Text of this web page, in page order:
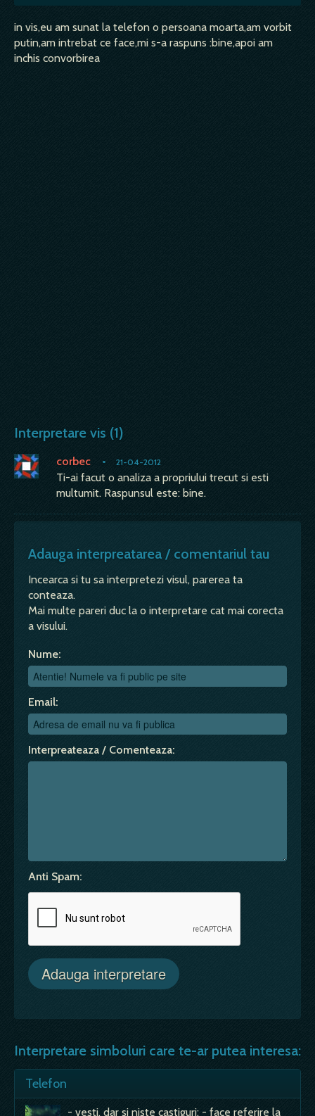
in vis,eu am sunat la telefon o persoana moarta,am vorbit
putin,am intrebat ce face,mi s-a raspuns :bine,apoi am
inchis convorbirea
Interpretare vis (1)
corbec • 21-04-2012
Ti-ai facut o analiza a propriului trecut si esti
multumit. Raspunsul este: bine.
Adauga interpreatarea / comentariul tau
Incearca si tu sa interpretezi visul, parerea ta
conteaza.
Mai multe pareri duc la o interpretare cat mai corecta
a visului.
Nume:
Email:
Interpreateaza / Comenteaza:
Anti Spam:
Interpretare simboluri care te-ar putea interesa:
Telefon
- vesti, dar si niste castiguri; - face referire la